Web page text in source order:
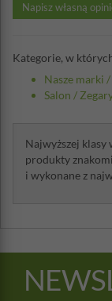
Napisz własną
Kategorie, w
Nasze marki /
Salon /
Najwyższej klasy
produkty
i wykonane z